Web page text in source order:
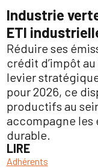
Industrie
ETI
Réduire ses
crédit d’impôt
levier
pour 2026, ce
productifs au
accompagne les
durable.
LIRE
Adhérents